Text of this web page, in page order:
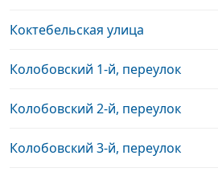
Коктебельская улица
Колобовский 1-й, переулок
Колобовский 2-й, переулок
Колобовский 3-й, переулок